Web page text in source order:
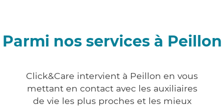
Parmi nos services à Peillon
Click&Care intervient à Peillon en vous
mettant en contact avec les auxiliaires
de vie les plus proches et les mieux